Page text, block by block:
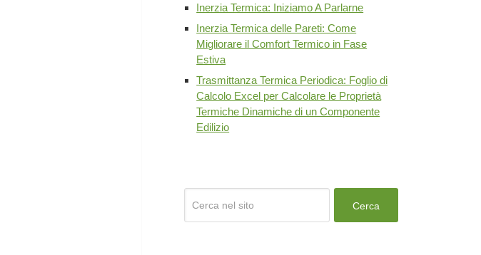
Inerzia Termica: Iniziamo A Parlarne
Inerzia Termica delle Pareti: Come
Migliorare il Comfort Termico in Fase
Estiva
Trasmittanza Termica Periodica: Foglio di
Calcolo Excel per Calcolare le Proprietà
Termiche Dinamiche di un Componente
Edilizio
Cerca